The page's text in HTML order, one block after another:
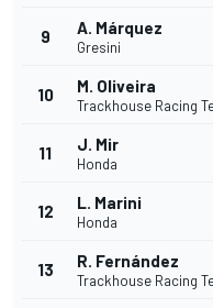
9 A. Márquez
Gresini
10 M. Oliveira
Trackhouse Racing
11 J. Mir
Honda
12 L. Marini
Honda
13 R. Fernández
Trackhouse Racing